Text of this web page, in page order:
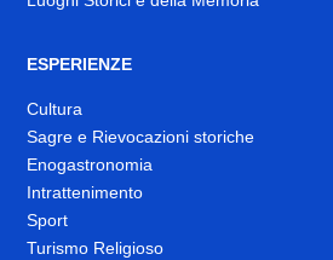
ESPERIENZE
Cultura
Sagre e Rievocazioni storiche
Enogastronomia
Intrattenimento
Sport
Turismo Religioso